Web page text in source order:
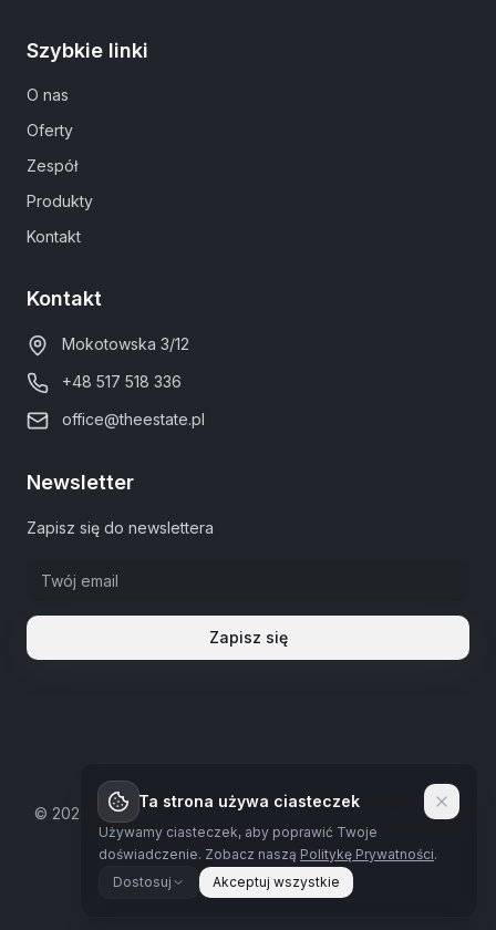
Szybkie linki
O nas
Oferty
Zespół
Produkty
Kontakt
Kontakt
Mokotowska 3/12
+48 517 518 336
office@theestate.pl
Newsletter
Zapisz się do newslettera
Zapisz się
© 2026 The Estate Warsaw.Wszystkie prawa zastrzeżone
Polityka prywatności
Ta strona używa ciasteczek
Używamy ciasteczek, aby poprawić Twoje
doświadczenie. Zobacz naszą Politykę Prywatności.
Dostosuj
Akceptuj wszystkie